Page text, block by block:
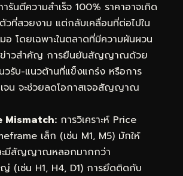
รันตีความสำเร็จ 100% ราคาอาจเกิด
วที่สวยงาม แต่กลับเคลื่อนที่ต่อไปใน
อ โดยเฉพาะในตลาดที่มีความผันผวน
ข่าวสำคัญ การยืนยันสัญญาณด้วย
วรับ-แนวต้านที่แข็งแกร่ง หรือการ
จน จะช่วยลดโอกาสเจอสัญญาณ
Mismatch: การวิเคราะห์ Price
เล็ก (เช่น M1, M5) มักให้
สัญญาณหลอกมากกว่า
(เช่น H1, H4, D1) การยึดติดกับ